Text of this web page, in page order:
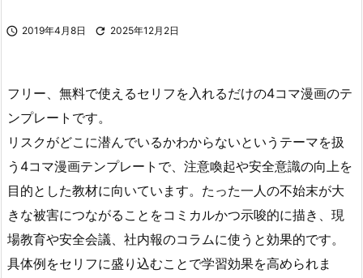
 2019年4月8日  2025年12月2日
フリー、無料で使えるセリフを入れるだけの4コマ漫画のテ
ンプレートです。
リスクがどこに潜んでいるかわからないというテーマを扱
う4コマ漫画テンプレートで、注意喚起や安全意識の向上を
目的とした教材に向いています。たった一人の不始末が大
きな被害につながることをコミカルかつ示唆的に描き、現
場教育や安全会議、社内報のコラムに使うと効果的です。
具体例をセリフに盛り込むことで学習効果を高められま